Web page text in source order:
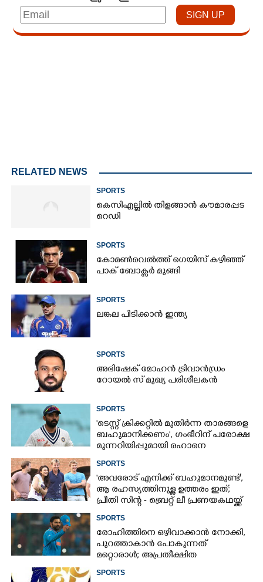
RELATED NEWS
SPORTS
കെസിഎല്ലിൽ തിളങ്ങാൻ കൗമാരപ്പട
റെഡി
SPORTS
കോമൺവെൽത്ത് ഗെയിസ് കഴിഞ്ഞ്
പാക് ബോക്സർ മുങ്ങി
SPORTS
ലങ്കല പിടിക്കാൻ ഇന്ത്യ
SPORTS
അഭിഷേക് മോഹൻ ട്രിവാൻഡ്രം
റോയൽ സ് മുഖ്യ പരിശീലകൻ
SPORTS
'ടെസ്റ്റ് ക്രിക്കറ്റിൽ മുതിർന്ന താരങ്ങളെ
ബഹുമാനിക്കണം', ഗംഭീറിന് പരോക്ഷ
മുന്നറിയിപ്പുമായി രഹാനെ
SPORTS
'അവരോട് എനിക്ക് ബഹുമാനമുണ്ട്',​
ആ രഹസ്യത്തിനുള്ള ഉത്തരം ഇത്;
പ്രീതി സിന്റ - ബ്രെറ്റ് ലീ പ്രണയകഥയ്ക്ക്
ഒടുവിൽ മറുപടി
SPORTS
രോഹിത്തിനെ ഒഴിവാക്കാൻ നോക്കി,​
പുറത്താകാൻ പോകുന്നത്
മറ്റൊരാൾ; അപ്രതീക്ഷിത
നീക്കവുമായി ബിസിസിഐ
SPORTS